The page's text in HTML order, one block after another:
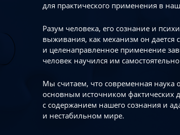
для практического применения в
Разум человека, его сознание и
выживания, как механизм он дается
и целенаправленное применение
человек научился им
Мы считаем, что современная наука
основным источником фактических
с содержанием нашего сознания и
и нестабильном мире.